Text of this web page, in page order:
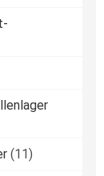
(11)